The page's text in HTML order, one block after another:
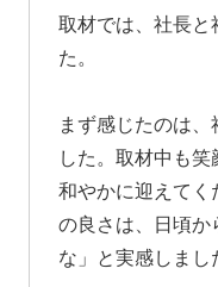
取材では、社長と
た。
まず感じたのは
した。取材中も
和やかに迎えてく
の良さは、日頃か
な」と実感しまし